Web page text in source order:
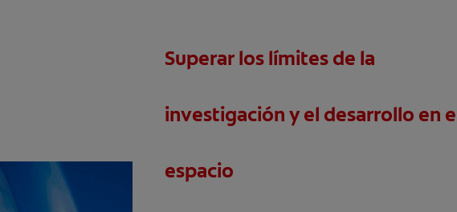
Superar los límites de la
investigación y el desarrollo en
espacio